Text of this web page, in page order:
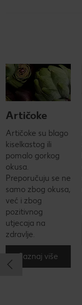
Artičoke
Artičoke su blago
kiselkastog ili
pomalo gorkog
okusa.
Preporučuju se ne
samo zbog okusa,
već i zbog
pozitivnog
utjecaja na
zdravlje.
Saznaj više